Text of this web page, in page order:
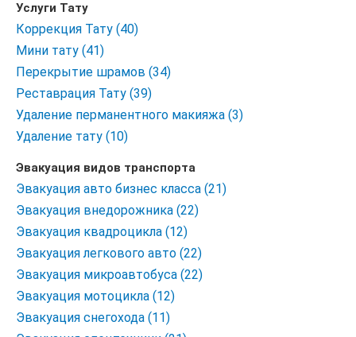
Услуги Тату
Коррекция Тату (40)
Мини тату (41)
Перекрытие шрамов (34)
Реставрация Тату (39)
Удаление перманентного макияжа (3)
Удаление тату (10)
Эвакуация видов транспорта
Эвакуация авто бизнес класса (21)
Эвакуация внедорожника (22)
Эвакуация квадроцикла (12)
Эвакуация легкового авто (22)
Эвакуация микроавтобуса (22)
Эвакуация мотоцикла (12)
Эвакуация снегохода (11)